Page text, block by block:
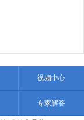
视频中心
专家解答